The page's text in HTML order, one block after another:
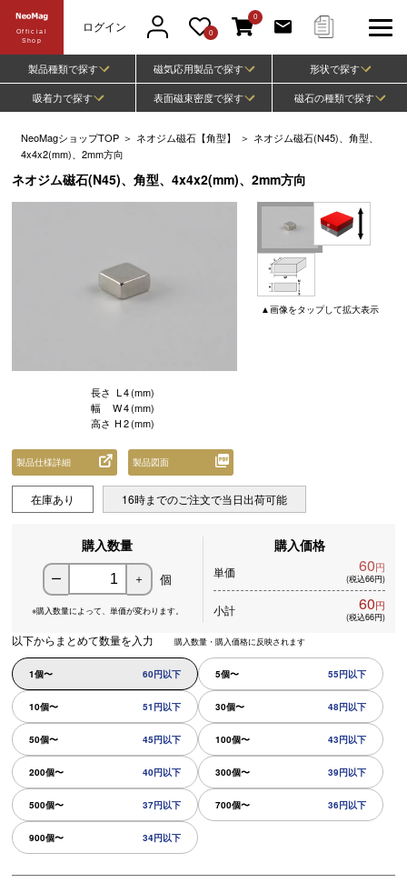
Official
Shop
ログイン 0
0
製品種類で探す 磁気応用製品で探す
形状で探す
吸着力で探す
表面磁束密度で探す 磁石の種類で探す
NeoMagショップTOP ＞ ネオジム磁石【角型】 ＞ ネオジム磁石(N45)、角型、
4x4x2(mm)、2mm方向
ネオジム磁石(N45)、角型、4x4x2(mm)、2mm方向
▲画像をタップして拡大表示
長さ L 4(mm)
幅
W4(mm)
高さ H2(mm)
製品仕様詳細 製品図面
在庫あり 16時までのご注文で当日出荷可能
購入数量
ー ＋ 個
※購入数量によって、 単価が変わります。
購入価格
単価 60円
(税込66円)
小計 60円
(税込66円)
以下からまとめて数量を入力 購入数量・購入価格に反映されます
1個〜 60円以下 5個〜 55円以下
10個〜 51円以下 30個〜 48円以下
50個〜 45円以下 100個〜 43円以下
200個〜 40円以下 300個〜 39円以下
500個〜 37円以下 700個〜 36円以下
900個〜 34円以下